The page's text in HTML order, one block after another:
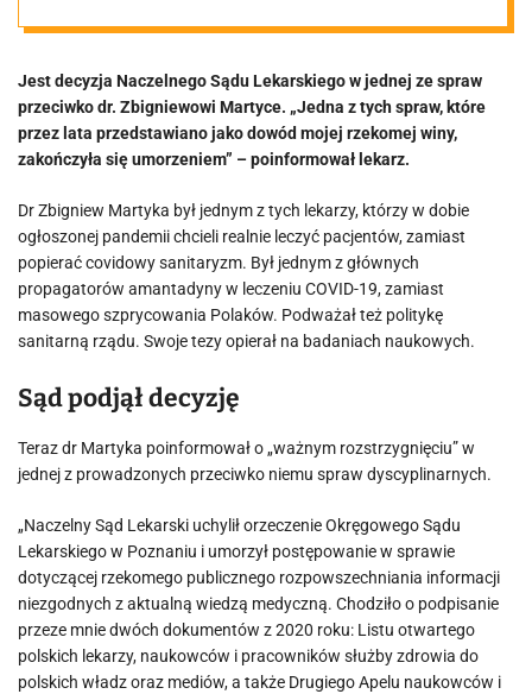
lekarzy do
mówienia
prawdy”
Jest decyzja Naczelnego Sądu Lekarskiego w jednej ze spraw
przeciwko dr. Zbigniewowi Martyce. „Jedna z tych spraw, które
przez lata przedstawiano jako dowód mojej rzekomej winy,
zakończyła się umorzeniem” – poinformował lekarz.
Dr Zbigniew Martyka był jednym z tych lekarzy, którzy w dobie
ogłoszonej pandemii chcieli realnie leczyć pacjentów, zamiast
popierać covidowy sanitaryzm. Był jednym z głównych
propagatorów amantadyny w leczeniu COVID-19, zamiast
masowego szprycowania Polaków. Podważał też politykę
sanitarną rządu. Swoje tezy opierał na badaniach naukowych.
Sąd podjął decyzję
Teraz dr Martyka poinformował o „ważnym rozstrzygnięciu” w
jednej z prowadzonych przeciwko niemu spraw dyscyplinarnych.
„Naczelny Sąd Lekarski uchylił orzeczenie Okręgowego Sądu
Lekarskiego w Poznaniu i umorzył postępowanie w sprawie
dotyczącej rzekomego publicznego rozpowszechniania informacji
niezgodnych z aktualną wiedzą medyczną. Chodziło o podpisanie
przeze mnie dwóch dokumentów z 2020 roku: Listu otwartego
polskich lekarzy, naukowców i pracowników służby zdrowia do
polskich władz oraz mediów, a także Drugiego Apelu naukowców i